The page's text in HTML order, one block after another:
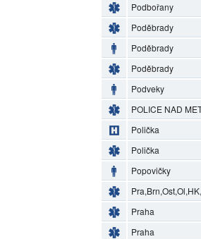
Podbořany
Poděbrady
Poděbrady
Poděbrady
Podveky
POLICE NAD
Polička
Polička
Popovičky
Praha
Praha